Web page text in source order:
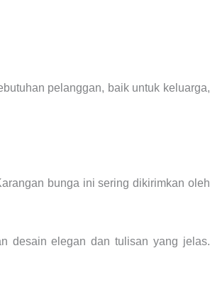
pelanggan, baik untuk keluarga,
bunga ini sering dikirimkan oleh
desain elegan dan tulisan yang jelas.